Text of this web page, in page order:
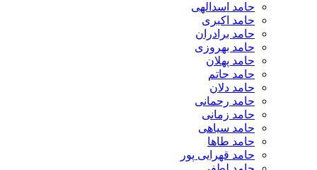
حامد اسدالهی
حامد اکبری
حامد برادران
حامد بهروزی
حامد پهلان
حامد حاتم
حامد دلان
حامد رحمانی
حامد زمانی
حامد سیاهی
حامد طاها
حامد قهرایی پور